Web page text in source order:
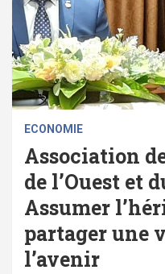
ECONOMIE
Association
de l’Ouest et
Assumer
partager une
l’avenir